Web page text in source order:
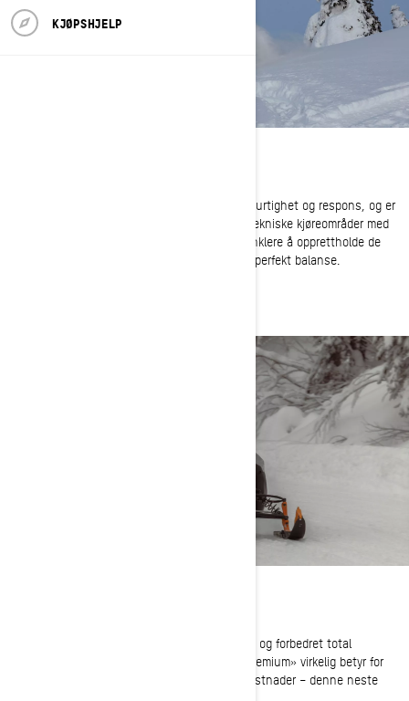
KJØPSHJELP
REV Gen5 dypsnø-plattformen har overlegen hurtighet og respons, og er
designet for å la kjøreren oppdage enda mer tekniske kjøreområder med
mer kontroll og presisjon. Det har aldri vært enklere å opprettholde de
samme prinsippene for sentralisert masse og perfekt balanse.
REV Gen5 Trail-løypeplattformen er en raffinert og forbedret total
kjøreopplevelse for snøen og definerer hva «premium» virkelig betyr for
en løypekjører. Fra ytelse til tilkobling til eierkostnader – denne neste